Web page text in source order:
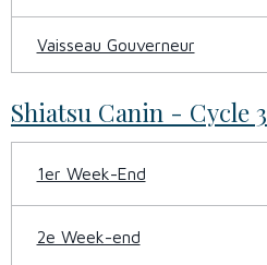
Vaisseau Gouverneur
Shiatsu Canin - Cycle 3
1er Week-End
2e Week-end